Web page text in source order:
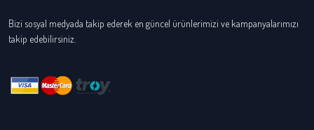
Bizi sosyal medyada takip ederek en güncel ürünlerimizi ve kampanyalarımızı
takip edebilirsiniz.